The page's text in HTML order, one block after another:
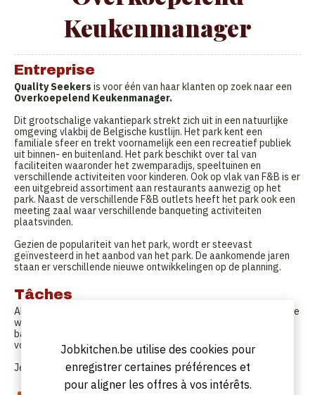
Keukenmanager
Entreprise
Quality Seekers is voor één van haar klanten op zoek naar een
Overkoepelend Keukenmanager.
Dit grootschalige vakantiepark strekt zich uit in een natuurlijke
omgeving vlakbij de Belgische kustlijn. Het park kent een
familiale sfeer en trekt voornamelijk een een recreatief publiek
uit binnen- en buitenland. Het park beschikt over tal van
faciliteiten waaronder het zwemparadijs, speeltuinen en
verschillende activiteiten voor kinderen. Ook op vlak van F&B is er
een uitgebreid assortiment aan restaurants aanwezig op het
park. Naast de verschillende F&B outlets heeft het park ook een
meeting zaal waar verschillende banqueting activiteiten
plaatsvinden.
Gezien de populariteit van het park, wordt er steevast
geïnvesteerd in het aanbod van het park. De aankomende jaren
staan er verschillende nieuwe ontwikkelingen op de planning.
Tâches
Als keukenmanager ben je verantwoordelijk voor de operationele
werking van de 5 verschillende F&B outlets op het park en de
banqueting afdeling. Daarbij draag je de verantwoordelijkheid
voor het keukenteam van 30 medewerkers.
Je takenpakket bevat onder andere:
Jobkitchen.be utilise des cookies pour
enregistrer certaines préférences et
pour aligner les offres à vos intérêts.